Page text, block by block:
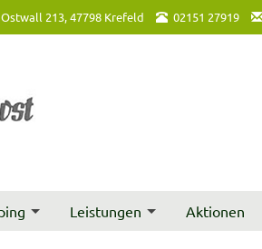
Ostwall 213, 47798 Krefeld 02151 27919
Leistungen Aktionen